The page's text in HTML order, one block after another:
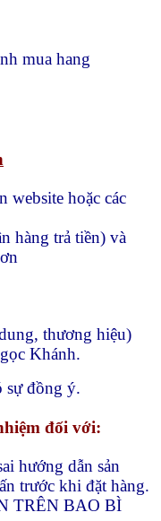
mua hang
website hoặc các
hàng trả tiền) và
thương hiệu)
Khánh.
sự đồng ý.
đối với:
hướng dẫn sản
trước khi đặt hàng.
TRÊN BAO BÌ